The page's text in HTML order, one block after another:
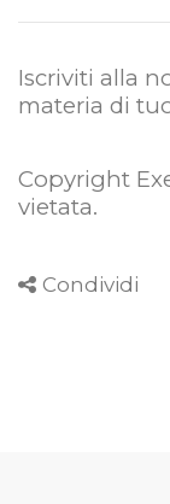
Iscriviti alla
materia di
Copyright
vietata.
Condividi